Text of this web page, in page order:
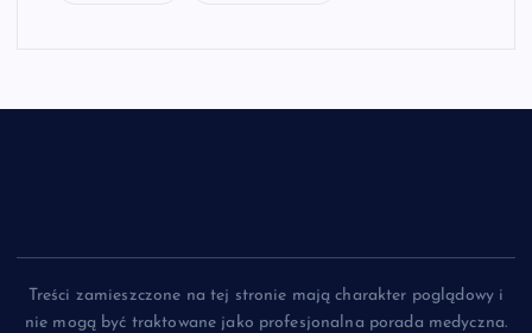
Treści zamieszczone na tej stronie mają charakter poglądowy i
nie mogą być traktowane jako profesjonalna porada medyczna.